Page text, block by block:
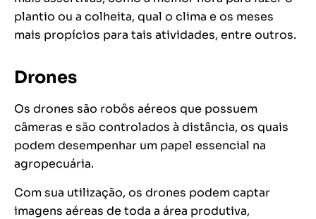
plantio ou a colheita, qual o clima e os meses
mais propícios para tais atividades, entre outros.
Drones
Os drones são robôs aéreos que possuem
câmeras e são controlados à distância, os quais
podem desempenhar um papel essencial na
agropecuária.
Com sua utilização, os drones podem captar
imagens aéreas de toda a área produtiva,